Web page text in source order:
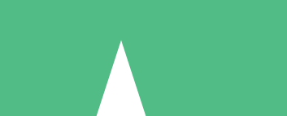
5 Descargas
15